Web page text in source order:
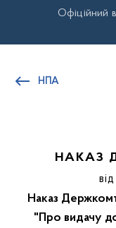
Офіційний
НПА
НАКАЗ
Наказ
"Про видачу